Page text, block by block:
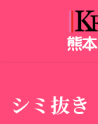
シミ抜き